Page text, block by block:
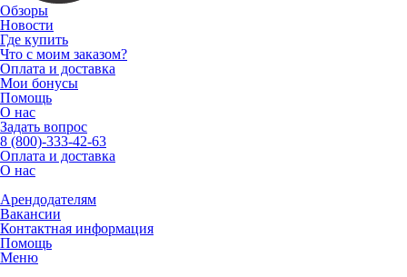
Обзоры
Новости
Где купить
Что с моим заказом?
Оплата и доставка
Мои бонусы
Помощь
О нас
Задать вопрос
8 (800)-333-42-63
Оплата и доставка
О нас
Арендодателям
Вакансии
Контактная информация
Помощь
Меню